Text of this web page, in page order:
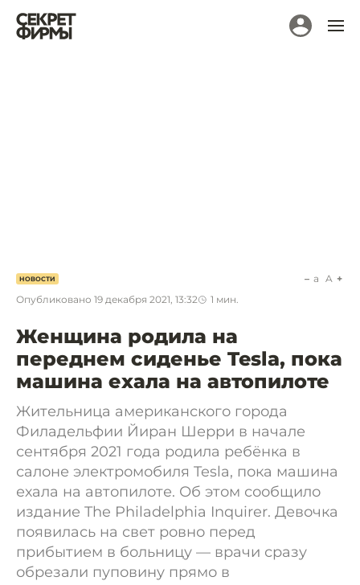
НОВОСТИ
Опубликовано 19 декабря 2021, 13:32 1 мин.
a A
Женщина родила на
переднем сиденье Tesla, пока
машина ехала на автопилоте
Жительница американского города
Филадельфии Йиран Шерри в начале
сентября 2021 года родила ребёнка в
салоне электромобиля Tesla, пока машина
ехала на автопилоте. Об этом сообщило
издание The Philadelphia Inquirer. Девочка
появилась на свет ровно перед
прибытием в больницу — врачи сразу
обрезали пуповину прямо в